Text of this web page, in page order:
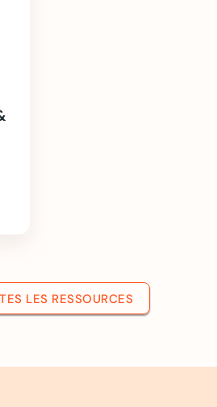
LES RESSOURCES